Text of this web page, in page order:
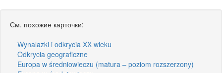
См. похожие карточки:
Wynalazki i odkrycia XX wieku
Odkrycia geograficzne
Europa w średniowieczu (matura – poziom rozszerzony)